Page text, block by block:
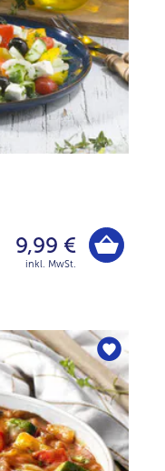
9,99 €
inkl. MwSt.